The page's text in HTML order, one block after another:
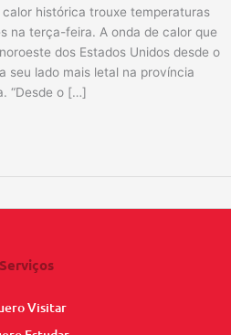
histórica trouxe temperaturas
na terça-feira. A onda de calor que
dos Estados Unidos desde o
seu lado mais letal na província
“Desde o […]
Serviços
Visitar